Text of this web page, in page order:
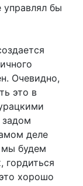
бы
Очевидно,
это в
задом
деле
мы будем
гордиться
хорошо